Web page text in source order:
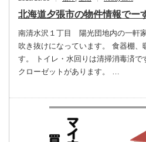
北海道夕張市の物件情報でー
南清水沢１丁目 陽光団地内の一軒
吹き抜けになっています。 食器棚、
す。 トイレ・水回りは清掃消毒済で
クローゼットがあります。 …